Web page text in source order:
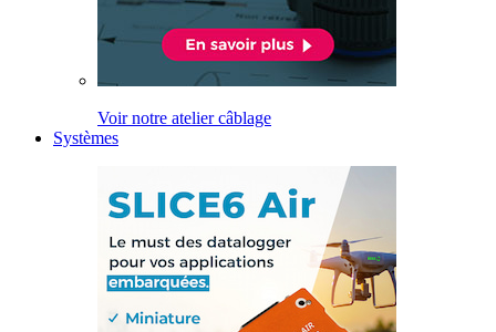
Voir notre atelier câblage
Systèmes